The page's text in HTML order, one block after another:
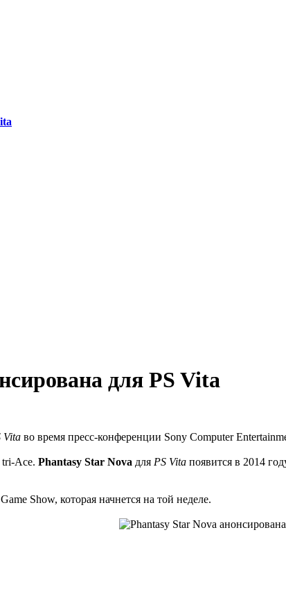
для PS Vita
Vita во время пресс-конференции Sony Computer
tri-Ace. Phantasy Star Nova для PS Vita появится в 2014
Show, которая начнется на той неделе.